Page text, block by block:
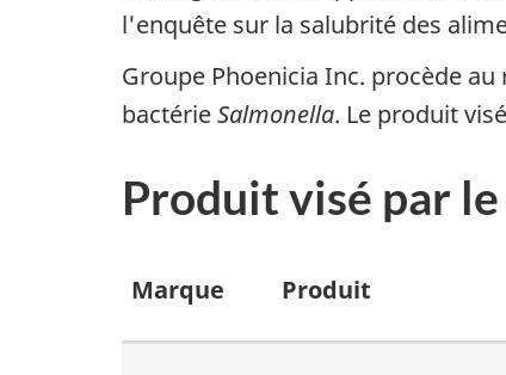
l'enquête sur la salubrité des
Groupe Phoenicia Inc. procède
bactérieSalmonella. Le produit
Produit visé par
Marque Produit